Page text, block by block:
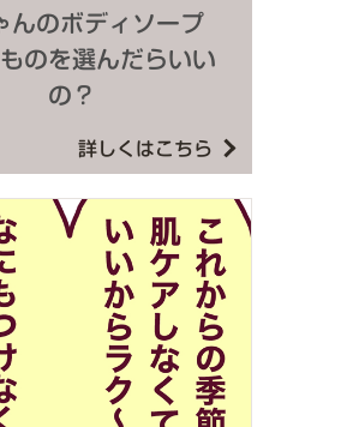
んのボディソープ
のを選んだらいい
の？
詳しくはこちら